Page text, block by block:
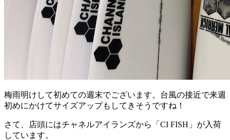
梅雨明けして初めての週末でございます。台風の接近で来週
初めにかけてサイズアップもしてきそうですね！
さて、店頭にはチャネルアイランズから「CI FISH」が入荷
しています。